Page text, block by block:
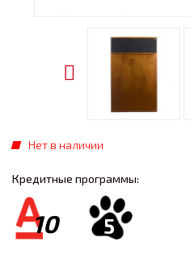
Нет в наличии
Кредитные программы:
10 5